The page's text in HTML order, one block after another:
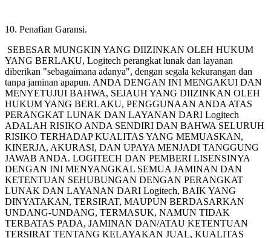
10. Penafian Garansi.
SEBESAR MUNGKIN YANG DIIZINKAN OLEH HUKUM
YANG BERLAKU, Logitech perangkat lunak dan layanan
diberikan "sebagaimana adanya", dengan segala kekurangan dan
tanpa jaminan apapun. ANDA DENGAN INI MENGAKUI DAN
MENYETUJUI BAHWA, SEJAUH YANG DIIZINKAN OLEH
HUKUM YANG BERLAKU, PENGGUNAAN ANDA ATAS
PERANGKAT LUNAK DAN LAYANAN DARI Logitech
ADALAH RISIKO ANDA SENDIRI DAN BAHWA SELURUH
RISIKO TERHADAP KUALITAS YANG MEMUASKAN,
KINERJA, AKURASI, DAN UPAYA MENJADI TANGGUNG
JAWAB ANDA. LOGITECH DAN PEMBERI LISENSINYA
DENGAN INI MENYANGKAL SEMUA JAMINAN DAN
KETENTUAN SEHUBUNGAN DENGAN PERANGKAT
LUNAK DAN LAYANAN DARI Logitech, BAIK YANG
DINYATAKAN, TERSIRAT, MAUPUN BERDASARKAN
UNDANG-UNDANG, TERMASUK, NAMUN TIDAK
TERBATAS PADA, JAMINAN DAN/ATAU KETENTUAN
TERSIRAT TENTANG KELAYAKAN JUAL, KUALITAS